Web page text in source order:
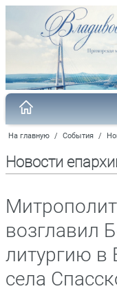
На главную / События /
Новости
возглавил
литургию в
села